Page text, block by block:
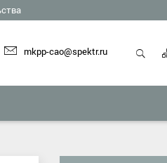
mkpp-cao@spektr.ru